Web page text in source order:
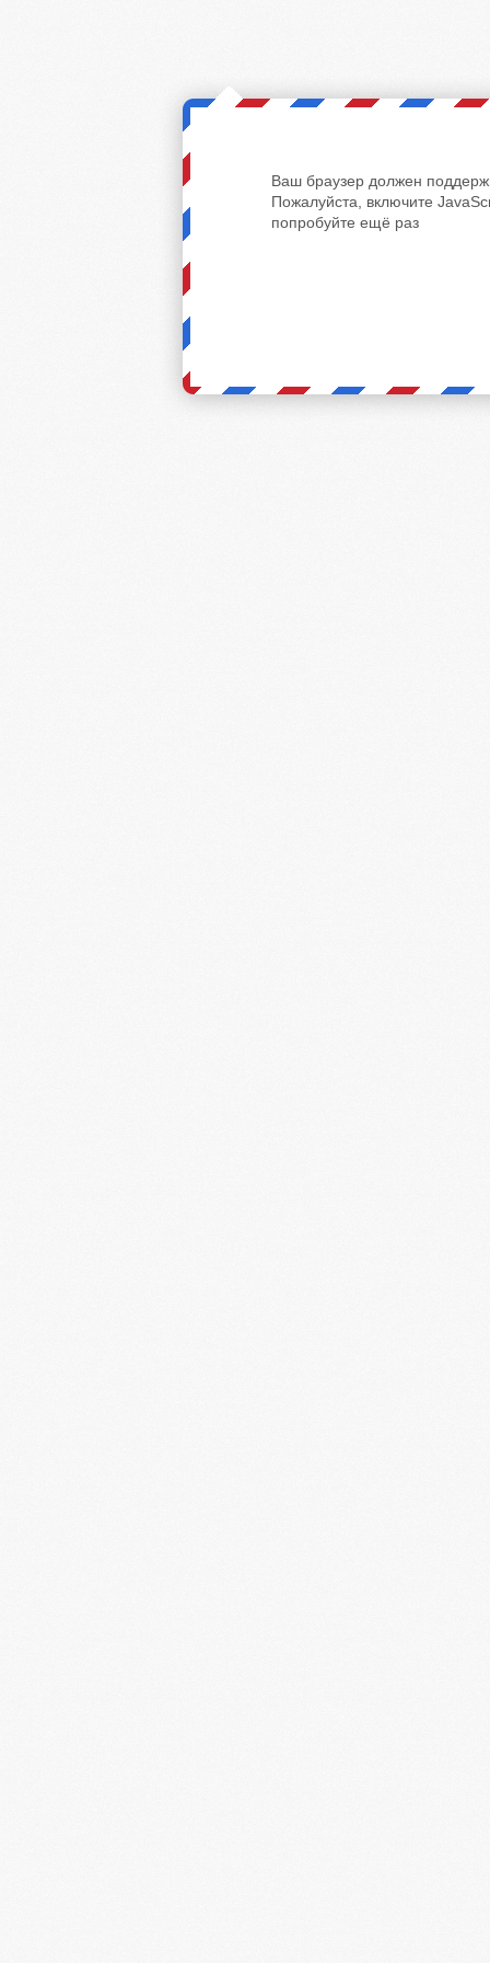
Ваш браузер должен
Пожалуйста, включите
попробуйте ещё раз